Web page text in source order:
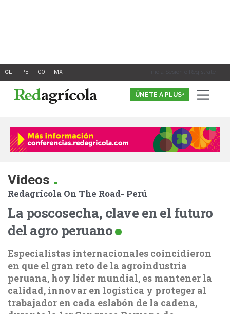
Inicia Sesión o Registrate
ÚNETE A PLUS+
Videos .
Redagrícola On The Road- Perú
La poscosecha, clave en el futuro
del agro peruano
Especialistas internacionales coincidieron
en que el gran reto de la agroindustria
peruana, hoy líder mundial, es mantener la
calidad, innovar en logística y proteger al
trabajador en cada eslabón de la cadena,